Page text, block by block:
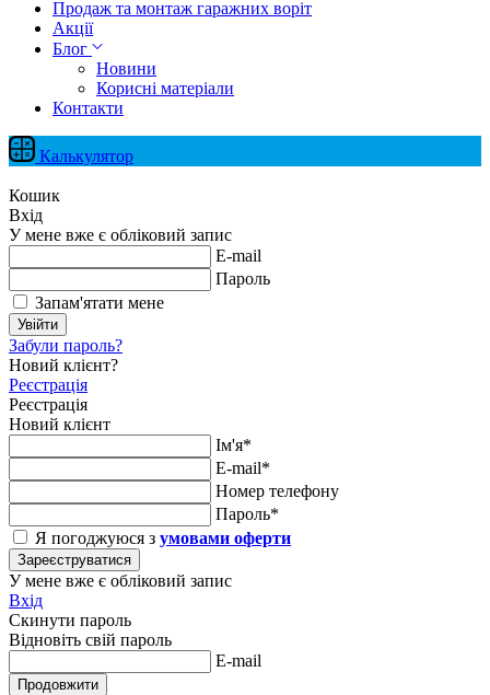
Продаж та монтаж гаражних воріт
Акції
Блог
Новини
Корисні матеріали
Контакти
Калькулятор
Кошик
Вхід
У мене вже є обліковий запис
E-mail
Пароль
Запам'ятати мене
Увійти
Забули пароль?
Новий клієнт?
Реєстрація
Реєстрація
Новий клієнт
Ім'я*
E-mail*
Номер телефону
Пароль*
Я погоджуюся з умовами оферти
Зареєструватися
У мене вже є обліковий запис
Вхід
Скинути пароль
Відновіть свій пароль
E-mail
Продовжити